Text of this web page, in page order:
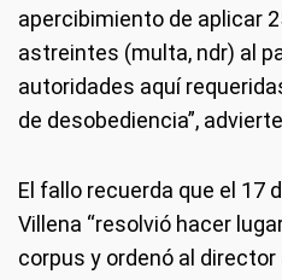
apercibimiento de aplicar
astreintes (multa, ndr) al
autoridades aquí
de desobediencia”,
El fallo recuerda que el 17
Villena “resolvió hacer
corpus y ordenó al director